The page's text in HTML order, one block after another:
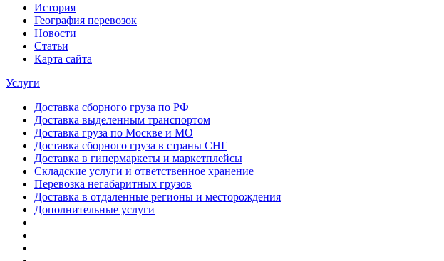
История
География перевозок
Новости
Статьи
Карта сайта
Услуги
Доставка сборного груза по РФ
Доставка выделенным транспортом
Доставка груза по Москве и МО
Доставка сборного груза в страны СНГ
Доставка в гипермаркеты и маркетплейсы
Складские услуги и ответственное хранение
Перевозка негабаритных грузов
Доставка в отдаленные регионы и месторождения
Дополнительные услуги